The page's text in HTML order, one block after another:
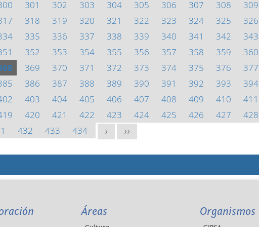
301 302 303 304 305 306 307 308
309
318 319 320 321 322 323 324 325
326
335 336 337 338 339 340 341 342
343
352 353 354 355 356 357 358 359
360
369 370 371 372 373 374 375 376
377
386 387 388 389 390 391 392 393
394
403 404 405 406 407 408 409 410
411
420 421 422 423 424 425 426 427
428
432 433 434 > >>
Áreas Organismos